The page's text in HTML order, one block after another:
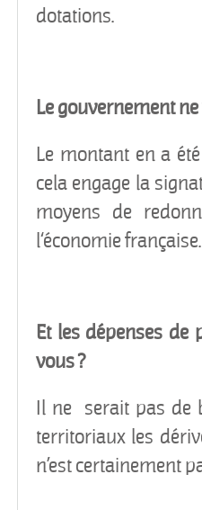
dotations.
Le gouvernement
Le montant en a
cela engage la
moyens de
l‘économie française.
Et les dépenses de
vous ?
Il ne serait pas de
territoriaux les
n’est certainement